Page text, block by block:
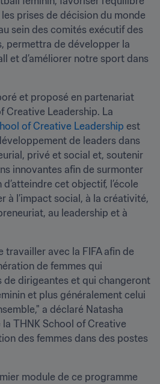
prises de décision du monde
sein des comités exécutif des
permettra de développer la
et d’améliorer notre sport dans
et proposé en partenariat
Creative Leadership. La
of Creative Leadership est
de leaders dans
privé et social et, soutenir
innovantes afin de surmonter
cet objectif, l’école
à l’impact social, à la créativité,
au leadership et à
travailler avec la FIFA afin de
de femmes qui
dirigeantes et qui changeront
et plus généralement celui
a déclaré Natasha
THNK School of Creative
des femmes dans des postes
module de ce programme